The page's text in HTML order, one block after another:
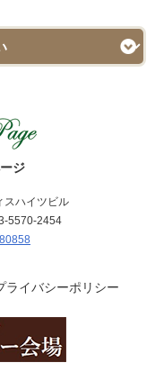
ジ
スハイツビル
5570-2454
ライバシーポリシー